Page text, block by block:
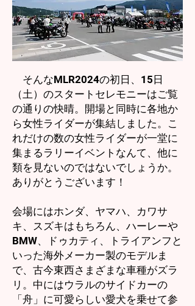
そんなMLR2024の初日、15日
（土）のスタートセレモニーはご覧
の通りの快晴。開場と同時に各地か
ら女性ライダーが集結しました。こ
れだけの数の女性ライダーが一堂に
集まるラリーイベントなんて、他に
類を見ないのではないでしょうか。
ありがとうございます！
会場にはホンダ、ヤマハ、カワサ
キ、スズキはもちろん、ハーレーや
BMW、ドゥカティ、トライアンフと
いった海外メーカー製のモデルま
で、古今東西さまざまな車種がズラ
リ。中にはウラルのサイドカーの
「舟」に可愛らしい愛犬を乗せて参